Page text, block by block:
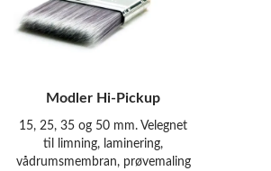
Modler Hi-Pickup
15, 25, 35 og 50 mm. Velegnet
til limning, laminering,
vådrumsmembran, prøvemaling